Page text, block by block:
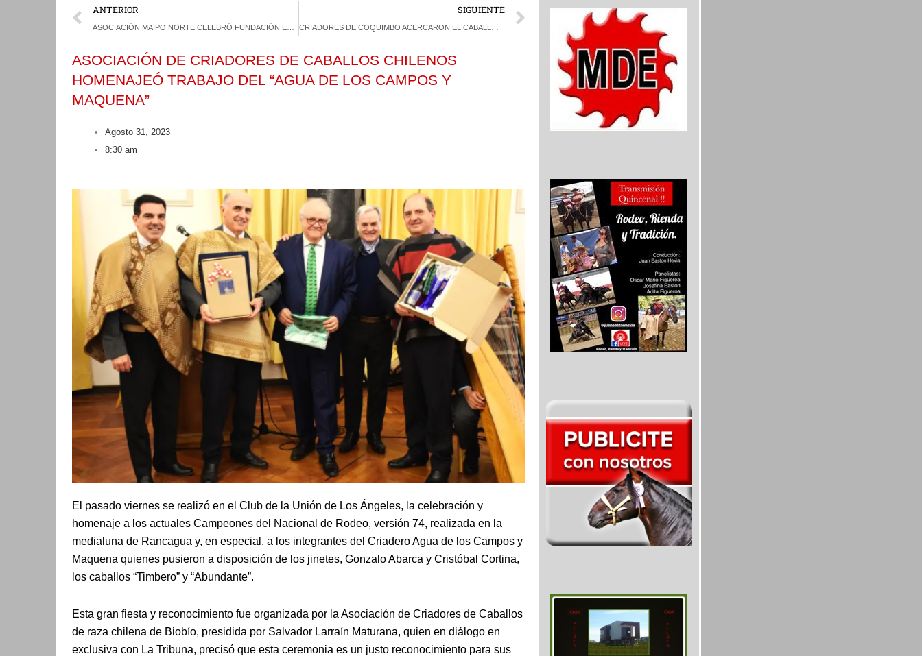
Prev
ANTERIOR SIGUIENTE Next
ASOCIACIÓN DE CRIADORES DE CABALLOS CHILENOS
HOMENAJEÓ TRABAJO DEL “AGUA DE LOS CAMPOS Y
MAQUENA”
Agosto 31, 2023
8:30 am
El pasado viernes se realizó en el Club de la Unión de Los Ángeles, la celebración y
homenaje a los actuales Campeones del Nacional de Rodeo, versión 74, realizada en la
medialuna de Rancagua y, en especial, a los integrantes del Criadero Agua de los Campos y
Maquena quienes pusieron a disposición de los jinetes, Gonzalo Abarca y Cristóbal Cortina,
los caballos “Timbero” y “Abundante”.
Esta gran fiesta y reconocimiento fue organizada por la Asociación de Criadores de Caballos
de raza chilena de Biobío, presidida por Salvador Larraín Maturana, quien en diálogo en
exclusiva con La Tribuna, precisó que esta ceremonia es un justo reconocimiento para sus